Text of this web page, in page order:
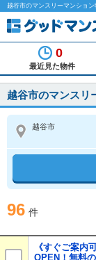
越谷市のマンスリーマンション
0
最近見た物件
越谷市のマンスリ
越谷市
96 件
《すぐご案内
OPEN！無料